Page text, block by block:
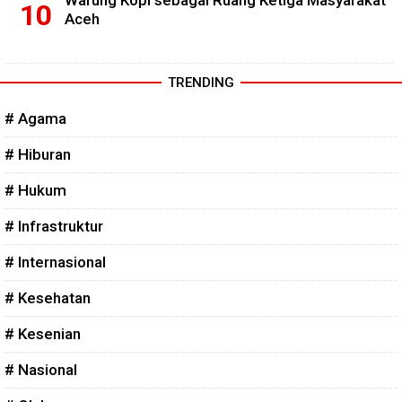
Aceh
TRENDING
# Agama
# Hiburan
# Hukum
# Infrastruktur
# Internasional
# Kesehatan
# Kesenian
# Nasional